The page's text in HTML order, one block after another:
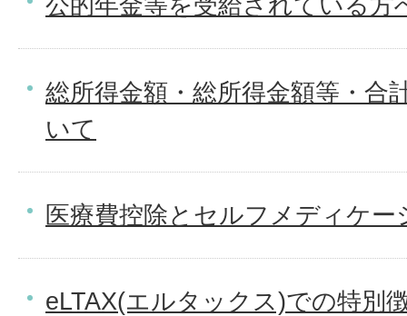
総所得金額・総所得金額等・合
いて
医療費控除とセルフメディケ
eLTAX(エルタックス)での特別